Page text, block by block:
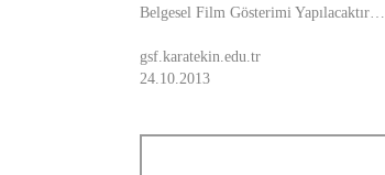
Belgesel Film Gösterimi Yapılacaktır…
gsf.karatekin.edu.tr
24.10.2013